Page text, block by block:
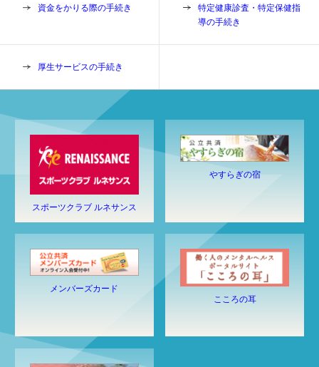
資金をかりる際の手続き
特定健康診査・特定保健指
導の手続き
厚生サービスの手続き
スポーツクラブ ルネサンス
やすらぎの宿
メンバーズカード
こころの耳